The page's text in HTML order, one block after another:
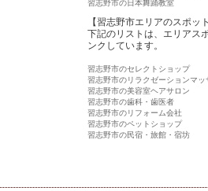
習志野市の日本舞踊教室
【習志野市エリアのスポッ
下記のリストは、エリアス
ンクしています。
習志野市のセレクトショップ
習志野市のリラクゼーションマッ
習志野市の美容室ヘアサロン
習志野市の歯科・歯医者
習志野市のリフォーム会社
習志野市のペットショップ
習志野市の民宿・旅館・宿坊